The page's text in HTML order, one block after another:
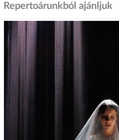
Repertoárunkból ajánljuk